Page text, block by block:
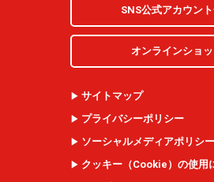
SNS公式アカウン
オンラインショ
サイトマップ
プライバシーポリシー
ソーシャルメディアポリシー
クッキー（Cookie ）の使用